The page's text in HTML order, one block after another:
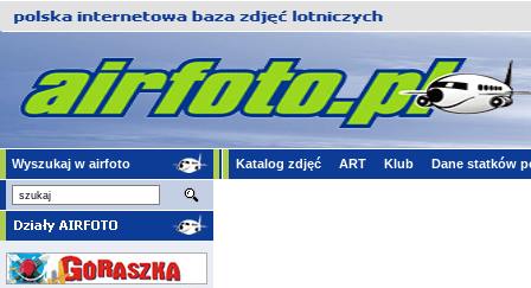
Wyszukaj w airfoto Katalog zdjęć ART Klub Dane statków